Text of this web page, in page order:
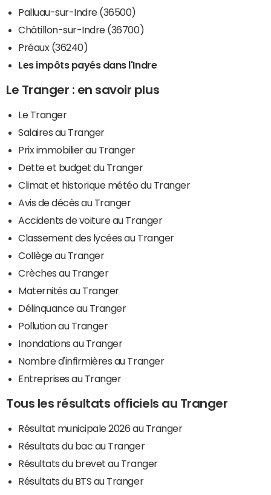
Palluau-sur-Indre (36500)
Châtillon-sur-Indre (36700)
Préaux (36240)
Les impôts payés dans l'Indre
Le Tranger : en savoir plus
Le Tranger
Salaires au Tranger
Prix immobilier au Tranger
Dette et budget du Tranger
Climat et historique météo du Tranger
Avis de décès au Tranger
Accidents de voiture au Tranger
Classement des lycées au Tranger
Collège au Tranger
Crèches au Tranger
Maternités au Tranger
Délinquance au Tranger
Pollution au Tranger
Inondations au Tranger
Nombre d'infirmières au Tranger
Entreprises au Tranger
Tous les résultats officiels au Tranger
Résultat municipale 2026 au Tranger
Résultats du bac au Tranger
Résultats du brevet au Tranger
Résultats du BTS au Tranger